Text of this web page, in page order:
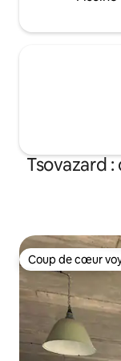
Tsovazard
Coup de cœur
Coup de cœur